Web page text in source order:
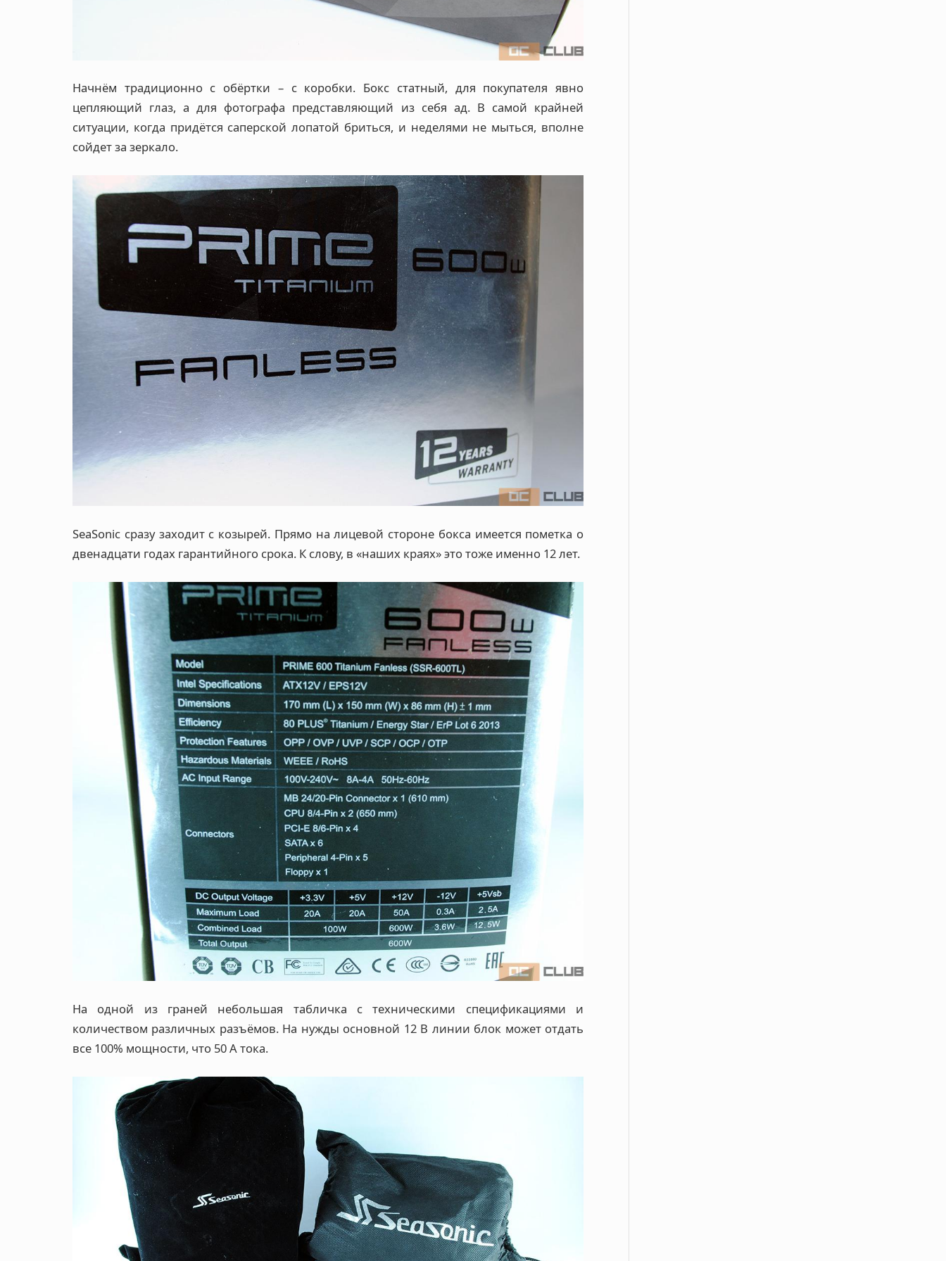
Начнём традиционно с обёртки – с коробки. Бокс статный, для покупателя явно
цепляющий глаз, а для фотографа представляющий из себя ад. В самой крайней
ситуации, когда придётся саперской лопатой бриться, и неделями не мыться, вполне
сойдет за зеркало.
SeaSonic сразу заходит с козырей. Прямо на лицевой стороне бокса имеется пометка о
двенадцати годах гарантийного срока. К слову, в «наших краях» это тоже именно 12 лет.
На одной из граней небольшая табличка с техническими спецификациями и
количеством различных разъёмов. На нужды основной 12 В линии блок может отдать
все 100% мощности, что 50 А тока.